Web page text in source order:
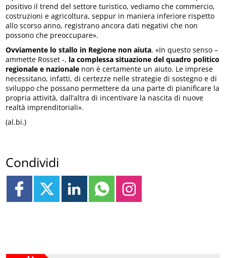
positivo il trend del settore turistico, vediamo che commercio,
costruzioni e agricoltura, seppur in maniera inferiore rispetto
allo scorso anno, registrano ancora dati negativi che non
possono che preoccupare».
Ovviamente lo stallo in Regione non aiuta. «In questo senso –
ammette Rosset -, la complessa situazione del quadro politico
regionale e nazionale non è certamente un aiuto. Le imprese
necessitano, infatti, di certezze nelle strategie di sostegno e di
sviluppo che possano permettere da una parte di pianificare la
propria attività, dall’altra di incentivare la nascita di nuove
realtà imprenditoriali».
(al.bi.)
Condividi